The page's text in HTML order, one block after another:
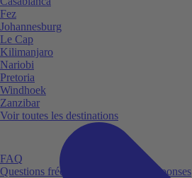
FAQ
Questions fréquemment posées et réponses
Fez
Johannesburg
Le Cap
Kilimanjaro
Nariobi
Pretoria
Windhoek
Zanzibar
Voir toutes les destinations